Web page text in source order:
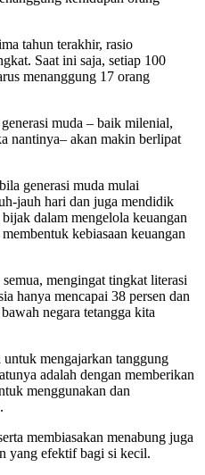
tahun terakhir, rasio
Saat ini saja, setiap 100
menanggung 17 orang
muda – baik milenial,
nantinya– akan makin berlipat
generasi muda mulai
jauh hari dan juga mendidik
dalam mengelola keuangan
kebiasaan keuangan
mengingat tingkat literasi
hanya mencapai 38 persen dan
negara tetangga kita
mengajarkan tanggung
adalah dengan memberikan
menggunakan dan
membiasakan menabung juga
yang efektif bagi si kecil.